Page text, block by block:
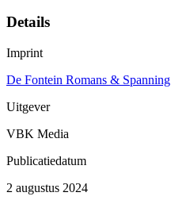
Details
Imprint
De Fontein Romans & Spanning
Uitgever
VBK Media
Publicatiedatum
2 augustus 2024